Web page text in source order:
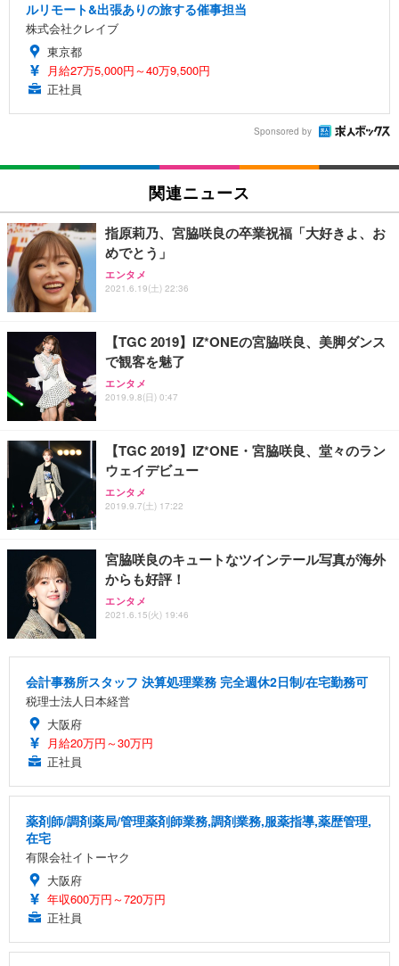
ルリモート&出張ありの旅する催事担当
株式会社クレイブ
東京都
月給27万5,000円～40万9,500円
正社員
Sponsored by
関連ニュース
指原莉乃、宮脇咲良の卒業祝福「大好きよ、お
めでとう」
エンタメ
2021.6.19(土) 22:36
【TGC 2019】IZ*ONEの宮脇咲良、美脚ダンス
で観客を魅了
エンタメ
2019.9.8(日) 0:47
【TGC 2019】IZ*ONE・宮脇咲良、堂々のラン
ウェイデビュー
エンタメ
2019.9.7(土) 17:22
宮脇咲良のキュートなツインテール写真が海外
からも好評！
エンタメ
2021.6.15(火) 19:46
会計事務所スタッフ 決算処理業務 完全週休2日制/在宅勤務可
税理士法人日本経営
大阪府
月給20万円～30万円
正社員
薬剤師/調剤薬局/管理薬剤師業務,調剤業務,服薬指導,薬歴管理,
在宅
有限会社イトーヤク
大阪府
年収600万円～720万円
正社員